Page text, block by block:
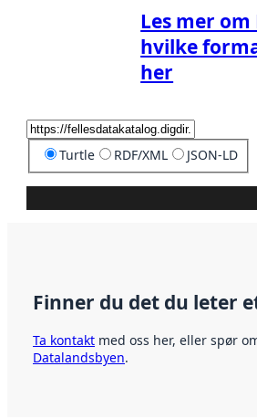
Les mer om
hvilke
her
Turtle RDF/XML JSON-LD
Finner du det du leter
Ta kontakt med oss her, eller spør
Datalandsbyen.